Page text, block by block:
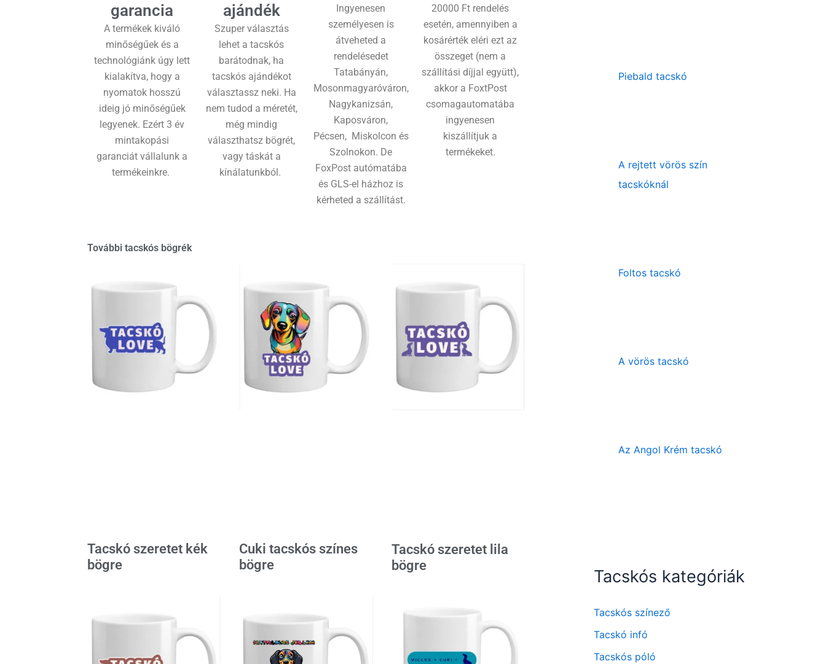
garancia
A termékek kiváló
minőségűek és a
technológiánk úgy lett
kialakítva, hogy a
nyomatok hosszú
ideig jó minőségűek
legyenek. Ezért 3 év
mintakopási
garanciát vállalunk a
termékeinkre.
ajándék
Szuper választás
lehet a tacskós
barátodnak, ha
tacskós ajándékot
választassz neki. Ha
nem tudod a méretét,
még mindig
választhatsz bögrét,
vagy táskát a
kínálatunkból.
Ingyenesen
személyesen is
átveheted a
rendelésedet
Tatabányán,
Mosonmagyaróváron,
Nagykanizsán,
Kaposváron,
Pécsen, Miskolcon és
Szolnokon. De
FoxPost autómatába
és GLS-el házhoz is
kérheted a szállítást.
20000 Ft rendelés
esetén, amennyiben a
kosárérték eléri ezt az
összeget (nem a
szállítási díjjal együtt),
akkor a FoxtPost
csomagautomatába
ingyenesen
kiszállítjuk a
termékeket.
További tacskós bögrék
Tacskó szeretet kék
bögre
Cuki tacskós színes
bögre
Tacskó szeretet lila
bögre
Piebald tacskó
A rejtett vörös szín
tacskóknál
Foltos tacskó
A vörös tacskó
Az Angol Krém tacskó
Tacskós kategóriák
Tacskós színező
Tacskó infó
Tacskós póló